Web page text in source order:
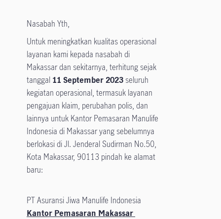
Nasabah Yth,
Untuk meningkatkan kualitas operasional
layanan kami kepada nasabah di
Makassar dan sekitarnya, terhitung sejak
tanggal11 September 2023 seluruh
kegiatan operasional, termasuk layanan
pengajuan klaim, perubahan polis, dan
lainnya untuk Kantor Pemasaran Manulife
Indonesia di Makassar yang sebelumnya
berlokasi di Jl. Jenderal Sudirman No.50,
Kota Makassar, 90113 pindah ke alamat
baru:
PT Asuransi Jiwa Manulife Indonesia
Kantor Pemasaran Makassar